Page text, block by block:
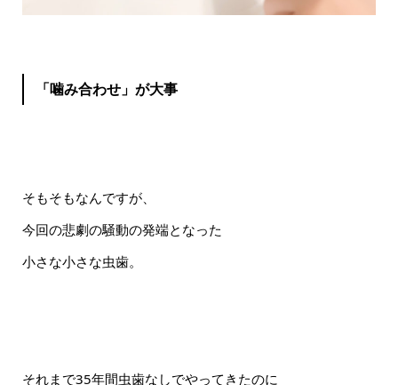
「噛み合わせ」が大事
そもそもなんですが、
今回の悲劇の騒動の発端となった
小さな小さな虫歯。
それまで35年間虫歯なしでやってきたのに